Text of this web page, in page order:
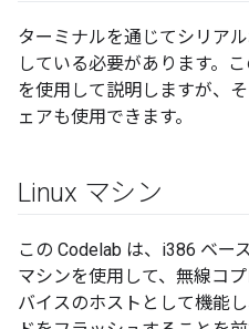
ターミナルを通じてシリア
している必要があります。
を使用して説明しますが、
ェアも使用できます。
Linux マシン
この Codelab は、i386 ベー
マシンを使用して、無線コ
バイスのホストとして機能